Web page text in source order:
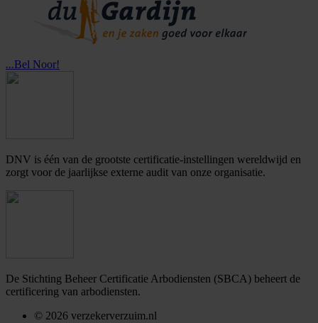
...Bel Noor!
DNV is één van de grootste certificatie-instellingen wereldwijd en
zorgt voor de jaarlijkse externe audit van onze organisatie.
De Stichting Beheer Certificatie Arbodiensten (SBCA) beheert de
certificering van arbodiensten.
© 2026 verzekerverzuim.nl